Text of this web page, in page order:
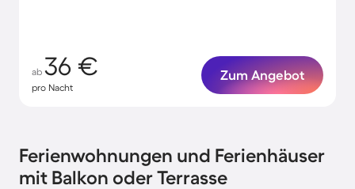
ab 36 €
pro Nacht
Zum Angebot
Ferienwohnungen und Ferienhäuser
mit Balkon oder Terrasse